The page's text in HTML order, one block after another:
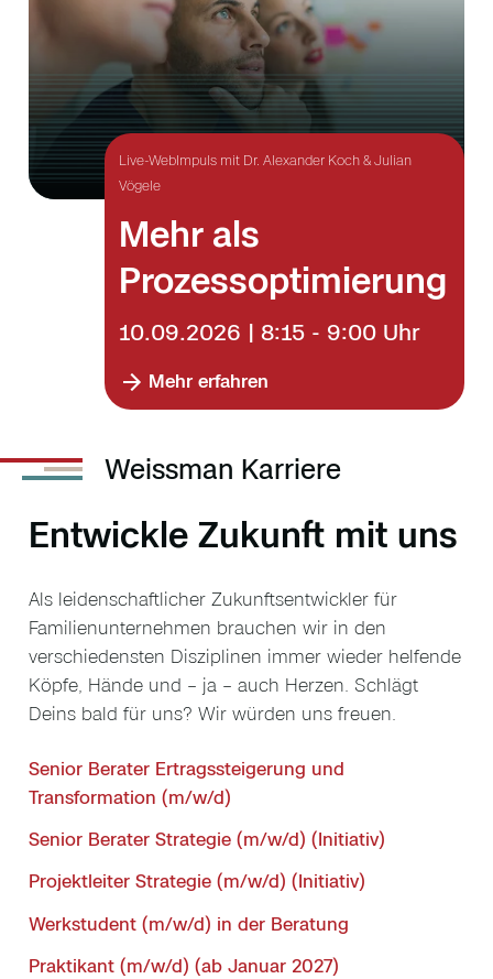
Live-WebImpuls mit Dr. Alexander Koch & Julian
Vögele
Mehr als
Prozessoptimierung
10.09.2026 | 8:15 - 9:00 Uhr
Mehr erfahren
Weissman Karriere
Entwickle Zukunft mit uns
Als leidenschaftlicher Zukunftsentwickler für
Familienunternehmen brauchen wir in den
verschiedensten Disziplinen immer wieder helfende
Köpfe, Hände und – ja – auch Herzen. Schlägt
Deins bald für uns? Wir würden uns freuen.
Senior Berater Ertragssteigerung und
Transformation (m/w/d)
Senior Berater Strategie (m/w/d) (Initiativ)
Projektleiter Strategie (m/w/d) (Initiativ)
Werkstudent (m/w/d) in der Beratung
Praktikant (m/w/d) (ab Januar 2027)